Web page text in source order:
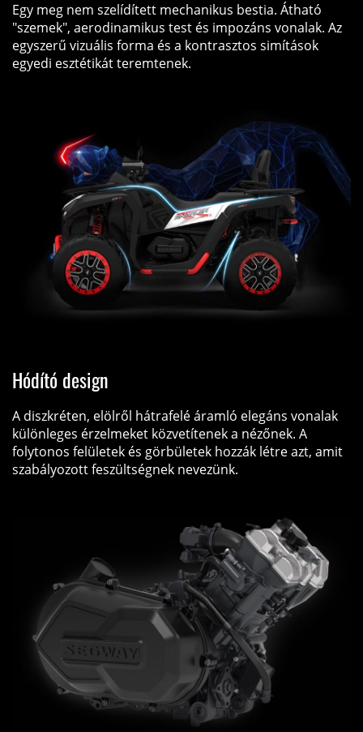
Egy meg nem szelídített mechanikus bestia. Átható
"szemek", aerodinamikus test és impozáns vonalak. Az
egyszerű vizuális forma és a kontrasztos simítások
egyedi esztétikát teremtenek.
Hódító design
A diszkréten, elölről hátrafelé áramló elegáns vonalak
különleges érzelmeket közvetítenek a nézőnek. A
folytonos felületek és görbületek hozzák létre azt, amit
szabályozott feszültségnek nevezünk.